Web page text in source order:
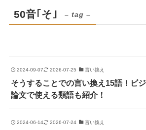
50音｢そ｣ – tag –
2024-09-07 2026-07-25 言い換え
そうすることでの言い換え15語！ビ
論文で使える類語も紹介！
2024-06-14 2026-07-24 言い換え